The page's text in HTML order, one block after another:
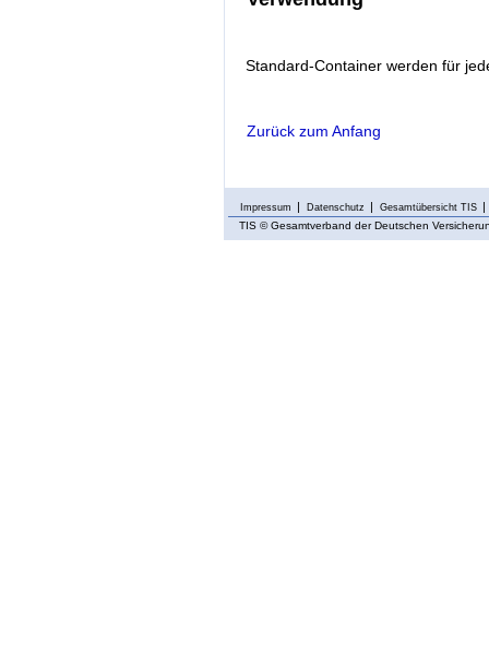
Standard-Container werden für
Zurück zum Anfang
Impressum Datenschutz Gesamtübersicht TIS
TIS © Gesamtverband der Deutschen